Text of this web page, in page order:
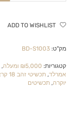
ADD TO WISHLIST
מק"ט:BD-S1003
קטגוריות: ₪5,000 ומעלה ,
אמרלד,תכשיטי זהב 18 קראט
יוקרה,תכשיטים